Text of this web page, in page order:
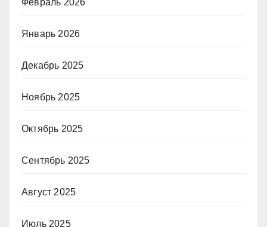
Февраль 2026
Январь 2026
Декабрь 2025
Ноябрь 2025
Октябрь 2025
Сентябрь 2025
Август 2025
Июль 2025